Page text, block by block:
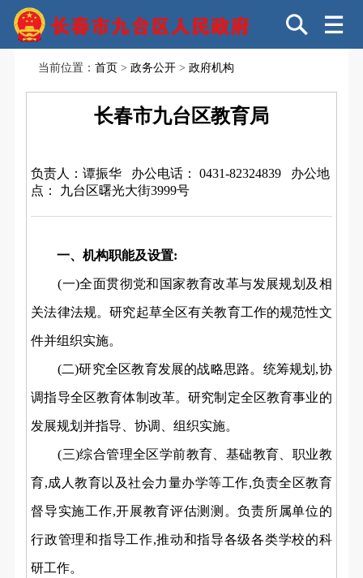
当前位置：首页 >政务公开 >政府机构
长春市九台区教育局
负责人：谭振华 办公电话： 0431-82324839
办公地
点： 九台区曙光大街3999号
一、机构职能及设置:
(一)全面贯彻党和国家教育改革与发展规划及相
关法律法规。研究起草全区有关教育工作的规范性文
件并组织实施。
(二)研究全区教育发展的战略思路。统筹规划,协
调指导全区教育体制改革。研究制定全区教育事业的
发展规划并指导、协调、组织实施。
(三)综合管理全区学前教育、基础教育、职业教
育,成人教育以及社会力量办学等工作,负责全区教育
督导实施工作,开展教育评估测测。负责所属单位的
行政管理和指导工作,推动和指导各级各类学校的科
研工作。